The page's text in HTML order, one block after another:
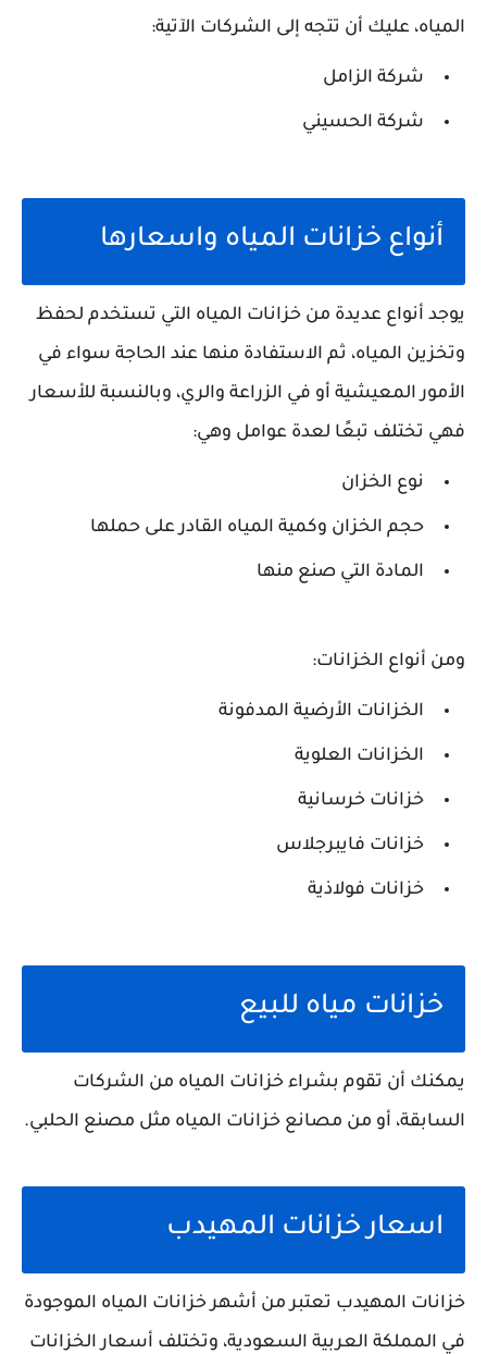
المياه، عليك أن تتجه إلى الشركات الآتية:
شركة الزامل
شركة الحسيني
أنواع خزانات المياه واسعارها
يوجد أنواع عديدة من خزانات المياه التي تستخدم لحفظ
وتخزين المياه، ثم الاستفادة منها عند الحاجة سواء في
الأمور المعيشية أو في الزراعة والري، وبالنسبة للأسعار
فهي تختلف تبعًا لعدة عوامل وهي:
نوع الخزان
حجم الخزان وكمية المياه القادر على حملها
المادة التي صنع منها
ومن أنواع الخزانات:
الخزانات الأرضية المدفونة
الخزانات العلوية
خزانات خرسانية
خزانات فايبرجلاس
خزانات فولاذية
خزانات مياه للبيع
يمكنك أن تقوم بشراء خزانات المياه من الشركات
السابقة، أو من مصانع خزانات المياه مثل مصنع الحلبي.
اسعار خزانات المهيدب
خزانات المهيدب تعتبر من أشهر خزانات المياه الموجودة
في المملكة العربية السعودية، وتختلف أسعار الخزانات